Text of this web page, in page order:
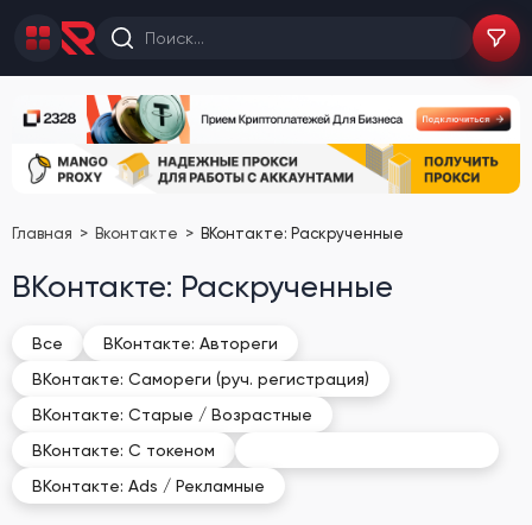
Главная Вконтакте ВКонтакте: Раскрученные
ВКонтакте: Раскрученные
Все
ВКонтакте: Автореги
ВКонтакте: Самореги (руч. регистрация)
ВКонтакте: Старые / Возрастные
ВКонтакте: С токеном
ВКонтакте: Ads / Рекламные